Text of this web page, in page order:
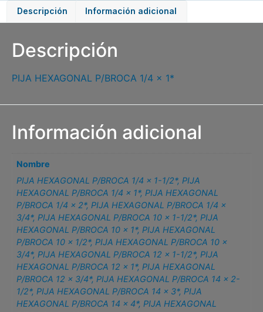
Descripción Información adicional
Descripción
PIJA HEXAGONAL P/BROCA 1/4 x 1*
Información adicional
Nombre
PIJA HEXAGONAL P/BROCA 1/4 x 1-1/2*,PIJA
HEXAGONAL P/BROCA 1/4 x 1*,PIJA HEXAGONAL
P/BROCA 1/4 x 2*,PIJA HEXAGONAL P/BROCA 1/4 x
3/4*,PIJA HEXAGONAL P/BROCA 10 x 1-1/2*,PIJA
HEXAGONAL P/BROCA 10 x 1*,PIJA HEXAGONAL
P/BROCA 10 x 1/2*,PIJA HEXAGONAL P/BROCA 10 x
3/4*,PIJA HEXAGONAL P/BROCA 12 x 1-1/2*,PIJA
HEXAGONAL P/BROCA 12 x 1*,PIJA HEXAGONAL
P/BROCA 12 x 3/4*,PIJA HEXAGONAL P/BROCA 14 x 2-
1/2*,PIJA HEXAGONAL P/BROCA 14 x 3*,PIJA
HEXAGONAL P/BROCA 14 x 4*,PIJA HEXAGONAL